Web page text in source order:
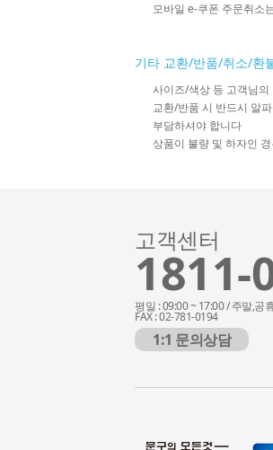
모바일 e-쿠폰 주문취소
기타 교환/반품/취소/환
사이즈/색상 등 고객님
교환/반품 시 반드시 알
부담하셔야 합니다
상품이 불량 및 하자인
고객센터
1811-
평일 : 09:00 ~ 17:00 / 주말,공
FAX : 02-781-0194
1:1 문의상담